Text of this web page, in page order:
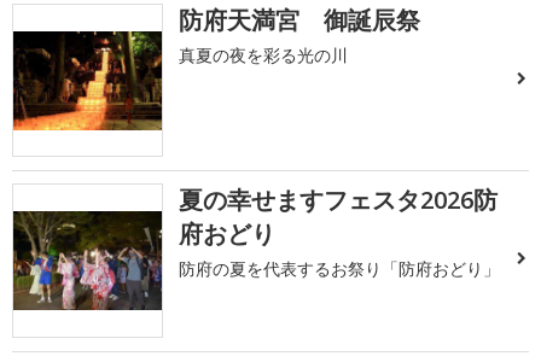
防府天満宮 御誕辰祭
真夏の夜を彩る光の川
夏の幸せますフェスタ2026防
府おどり
防府の夏を代表するお祭り「防府おどり」